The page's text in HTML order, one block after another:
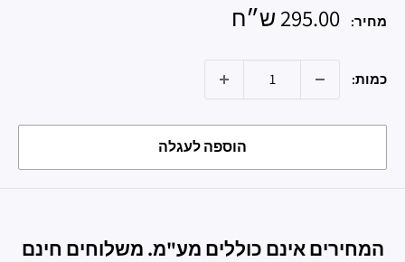
מחיר: מחיר
295.00 ש״ח
כמות:
הוספה לעגלה
המחירים אינם כוללים מע"מ. משלוחים חינם